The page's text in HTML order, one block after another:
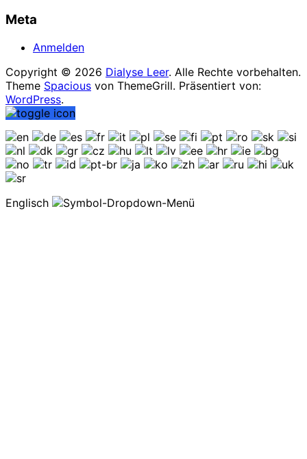
Meta
Anmelden
Copyright © 2026 Dialyse Leer. Alle Rechte vorbehalten.
Theme Spacious von ThemeGrill. Präsentiert von:
WordPress.
Englisch